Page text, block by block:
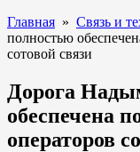
Главная » Связь и
полностью
сотовой связи
Дорога
обеспечена
операторов